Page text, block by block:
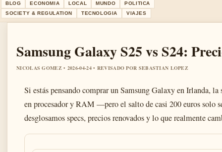
BLOG ECONOMIA LOCAL MUNDO
POLITICA
SOCIETY & REGULATION
TECNOLOGIA VIAJES
Samsung Galaxy S25 vs S24:
NICOLAS GOMEZ • 2026-04-24 • REVISADO POR SEBASTIAN LOPEZ
Si estás pensando comprar un Samsung Galaxy en Irlanda,
en procesador y RAM —pero el salto de casi 200 euros solo
desglosamos specs, precios renovados y lo que realmente